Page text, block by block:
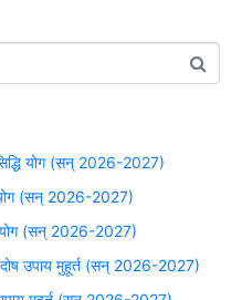
योग (सन् 2026-2027)
(सन् 2026-2027)
(सन् 2026-2027)
उपाय मुहूर्त (सन् 2026-2027)